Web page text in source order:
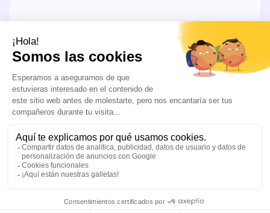
DESCUBRE MÁS
Nuestra oferta